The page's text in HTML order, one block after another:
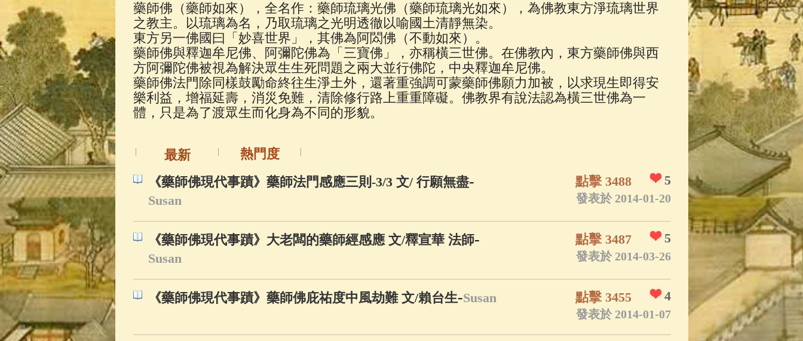
佛典故事(37) 佛說療痔(腫瘤)病經(27) 助念機 App(3)
藥師佛（藥師如來），全名作：藥師琉璃光佛（藥師琉璃光如來），為佛教東方淨琉璃世界
之教主。以琉璃為名，乃取琉璃之光明透徹以喻國土清靜無染。
東方另一佛國曰「妙喜世界」，其佛為阿閦佛（不動如來）。
藥師佛與釋迦牟尼佛、阿彌陀佛為「三寶佛」，亦稱橫三世佛。在佛教內，東方藥師佛與西
方阿彌陀佛被視為解決眾生生死問題之兩大並行佛陀，中央釋迦牟尼佛。
藥師佛法門除同樣鼓勵命終往生淨土外，還著重強調可蒙藥師佛願力加被，以求現生即得安
樂利益，增福延壽，消災免難，清除修行路上重重障礙。佛教界有說法認為橫三世佛為一
體，只是為了渡眾生而化身為不同的形貌。
最新
熱門度
《藥師佛現代事蹟》藥師法門感應三則-3/3 文/ 行願無盡-
Susan
5
點擊 3488
發表於 2014-01-20
《藥師佛現代事蹟》大老闆的藥師經感應 文/釋宣華 法師-
Susan
5
點擊 3487
發表於 2014-03-26
《藥師佛現代事蹟》藥師佛庇祐度中風劫難 文/賴台生-Susan 4
點擊 3455
發表於 2014-01-07